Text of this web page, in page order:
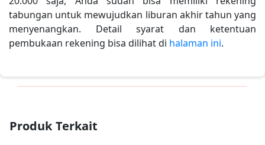
tabungan untuk mewujudkan liburan akhir tahun yang
menyenangkan. Detail syarat dan ketentuan
pembukaan rekening bisa dilihat di halaman ini.
Produk Terkait